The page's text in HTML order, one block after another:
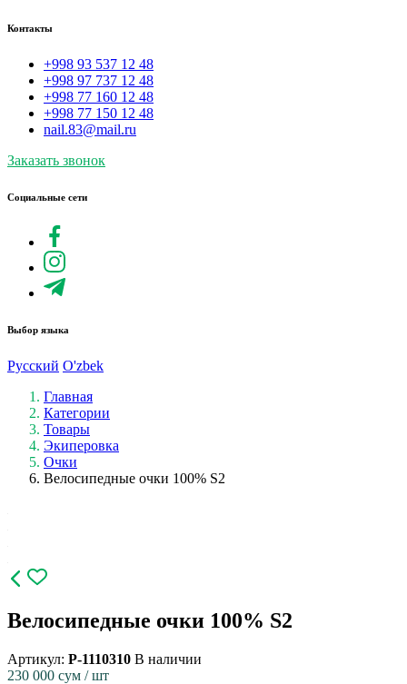
Контакты
+998 93 537 12 48
+998 97 737 12 48
+998 77 160 12 48
+998 77 150 12 48
nail.83@mail.ru
Заказать звонок
Социальные сети
Выбор языка
Русский O'zbek
Главная
Категории
Товары
Экиперовка
Очки
Велосипедные очки 100% S2
Велосипедные очки 100% S2
Артикул: P-1110310 В наличии
230 000 сум / шт